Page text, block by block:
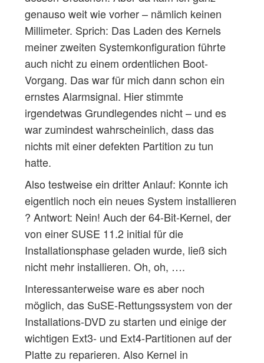
genauso weit wie vorher – nämlich keinen
Millimeter. Sprich: Das Laden des Kernels
meiner zweiten Systemkonfiguration führte
auch nicht zu einem ordentlichen Boot-
Vorgang. Das war für mich dann schon ein
ernstes Alarmsignal. Hier stimmte
irgendetwas Grundlegendes nicht – und es
war zumindest wahrscheinlich, dass das
nichts mit einer defekten Partition zu tun
hatte.
Also testweise ein dritter Anlauf: Konnte ich
eigentlich noch ein neues System installieren
? Antwort: Nein! Auch der 64-Bit-Kernel, der
von einer SUSE 11.2 initial für die
Installationsphase geladen wurde, ließ sich
nicht mehr installieren. Oh, oh, ….
Interessanterweise ware es aber noch
möglich, das SuSE-Rettungssystem von der
Installations-DVD zu starten und einige der
wichtigen Ext3- und Ext4-Partitionen auf der
Platte zu reparieren. Also Kernel in